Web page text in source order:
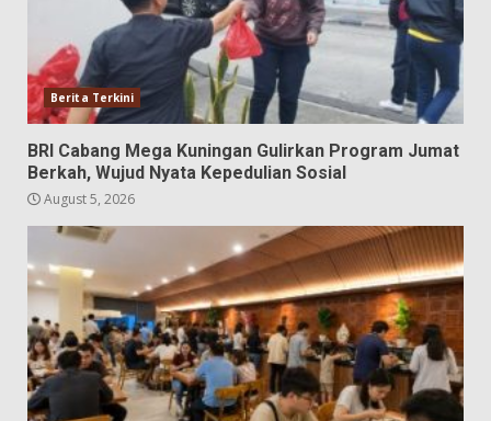
Berita Terkini
BRI Cabang Mega Kuningan Gulirkan Program Jumat
Berkah, Wujud Nyata Kepedulian Sosial
August 5, 2026